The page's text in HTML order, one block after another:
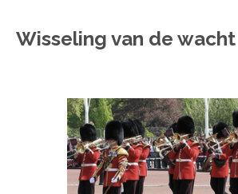
Wisseling van de wacht